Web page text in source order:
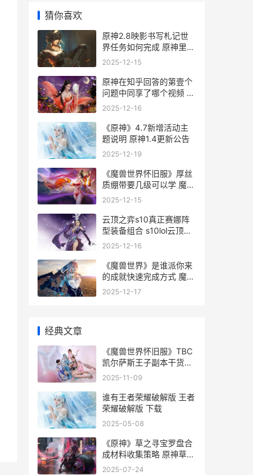
猜你喜欢
原神2.8映影书写札记世
界任务如何完成 原神里的
影
2025-12-15
原神在知乎回答的第壹个
问题中同享了哪个视频 原
神在知乎回答的第一个视
2025-12-16
《原神》4.7新增活动主
题说明 原神1.4更新公告
2025-12-19
《魔兽世界怀旧服》厚丝
质绷带要几级可以学 魔兽
世界怀旧服猎人宠物推荐
2025-12-15
云顶之弈s10真正赛娜阵
型装备组合 s10lol云顶之
弈阵容搭配
2025-12-16
《魔兽世界》是谁派你来
的成就快速完成方式 魔兽
世界是什么类型的游戏
2025-12-17
经典文章
《魔兽世界怀旧服》TBC
凯尔萨斯王子副本干货策
略说明 魔兽世界怀旧服金
2025-11-09
谁有王者荣耀破解版 王者
荣耀破解版 下载
2025-05-08
《原神》草之寻宝罗盘合
成材料收集策略 原神草之
国须弥
2025-07-24